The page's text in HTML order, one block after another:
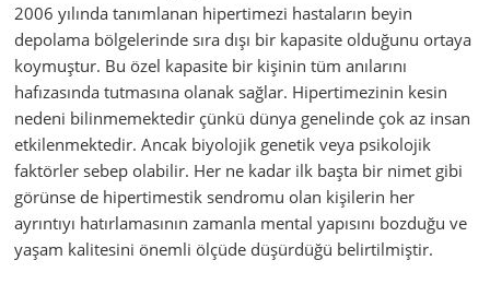
2006 yılında tanımlanan hipertimezi hastaların beyin
depolama bölgelerinde sıra dışı bir kapasite olduğunu ortaya
koymuştur. Bu özel kapasite bir kişinin tüm anılarını
hafızasında tutmasına olanak sağlar. Hipertimezinin kesin
nedeni bilinmemektedir çünkü dünya genelinde çok az insan
etkilenmektedir. Ancak biyolojik genetik veya psikolojik
faktörler sebep olabilir. Her ne kadar ilk başta bir nimet gibi
görünse de hipertimestik sendromu olan kişilerin her
ayrıntıyı hatırlamasının zamanla mental yapısını bozduğu ve
yaşam kalitesini önemli ölçüde düşürdüğü belirtilmiştir.